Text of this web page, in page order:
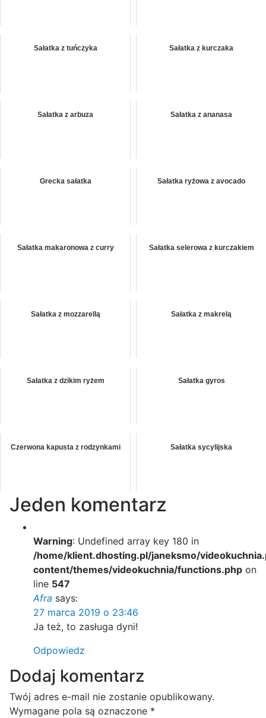
Sałatka z tuńczyka Sałatka z kurczaka
Sałatka z arbuza Sałatka z ananasa
Grecka sałatka Sałatka ryżowa z avocado
Sałatka makaronowa z curry Sałatka selerowa z kurczakiem
Sałatka z mozzarellą Sałatka z makrelą
Sałatka z dzikim ryżem Sałatka gyros
Czerwona kapusta z rodzynkami Sałatka sycylijska
Jeden komentarz
Warning: Undefined array key 180 in
/home/klient.dhosting.pl/janeksmo/
content/themes/videokuchnia/functions.php on
line 547
Afra says:
27 marca 2019 o 23:46
Ja też, to zasługa dyni!
Odpowiedz
Dodaj komentarz
Twój adres e-mail nie zostanie opublikowany.
Wymagane pola są oznaczone *